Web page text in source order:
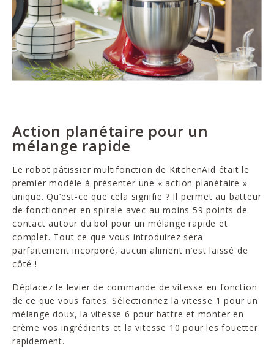
Action planétaire pour un
mélange rapide
Le robot pâtissier multifonction de KitchenAid était le
premier modèle à présenter une « action planétaire »
unique. Qu’est-ce que cela signifie ? Il permet au batteur
de fonctionner en spirale avec au moins 59 points de
contact autour du bol pour un mélange rapide et
complet. Tout ce que vous introduirez sera
parfaitement incorporé, aucun aliment n’est laissé de
côté !
Déplacez le levier de commande de vitesse en fonction
de ce que vous faites. Sélectionnez la vitesse 1 pour un
mélange doux, la vitesse 6 pour battre et monter en
crème vos ingrédients et la vitesse 10 pour les fouetter
rapidement.